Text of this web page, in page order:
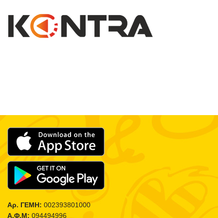
Αρ. ΓΕΜΗ: 002393801000
Α.Φ.Μ: 094494996